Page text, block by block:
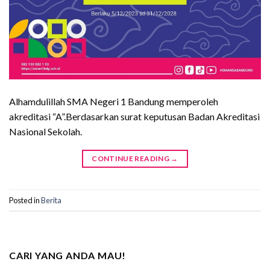
Alhamdulillah SMA Negeri 1 Bandung memperoleh
akreditasi “A”.Berdasarkan surat keputusan Badan Akreditasi
Nasional Sekolah.
CONTINUE READING →
Posted inBerita
CARI YANG ANDA MAU!